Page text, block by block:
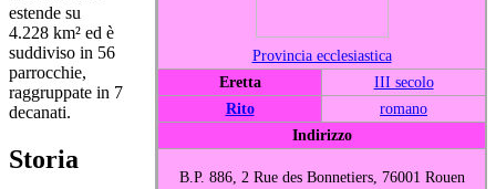
Provincia ecclesiastica
Eretta
III secolo
Rito
romano
Indirizzo
B.P. 886, 2 Rue des Bonnetiers, 76001 Rouen
estende su
4.228 km² ed è
suddiviso in 56
parrocchie,
raggruppate in 7
decanati.
Storia